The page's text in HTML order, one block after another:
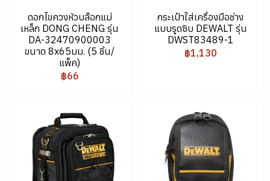
ดอกไขควงหัวบล๊อกแม่
เหล็ก DONG CHENG รุ่น
DA-32470900003
ขนาด 8x65มม. (5 ชิ้น/
แพ็ค)
฿66
กระเป๋าใส่เครื่องมือช่าง
แบบรูดซิบ DEWALT รุ่น
DWST83489-1
฿1,130